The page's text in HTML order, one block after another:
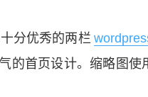
分优秀的两栏
的首页设计。缩略图